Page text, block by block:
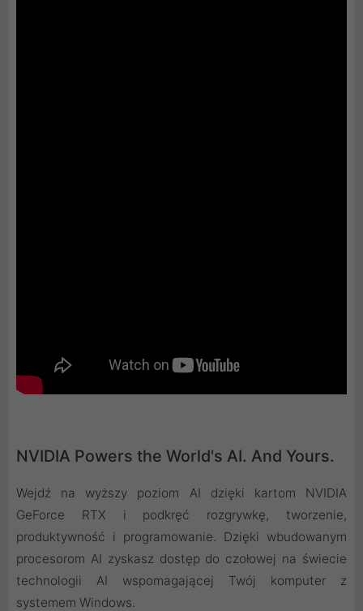
NVIDIA Powers the World's AI. And Yours.
Wejdź na wyższy poziom AI dzięki kartom NVIDIA
GeForce RTX i podkręć rozgrywkę, tworzenie,
produktywność i programowanie. Dzięki wbudowanym
procesorom AI zyskasz dostęp do czołowej na świecie
technologii AI wspomagającej Twój komputer z
systemem Windows.